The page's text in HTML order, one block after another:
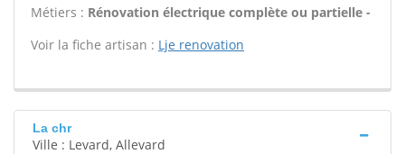
Métiers : Rénovation électrique complète ou partielle -
Voir la fiche artisan : Lje renovation
La chr
Ville : Levard, Allevard